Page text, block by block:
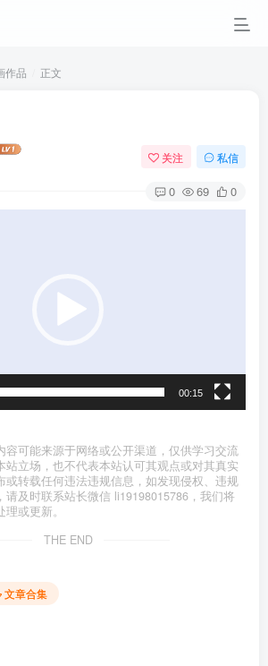
作品 正文
关注 私信
0 69 0
00:15
容可能来源于网络或公开渠道，仅供学习交流
站立场，也不代表本站认可其观点或对其真实
或转载任何违法违规信息，如发现侵权、违规
请及时联系站长微信 li19198015786，我们将
或更新。
THE END
文章合集